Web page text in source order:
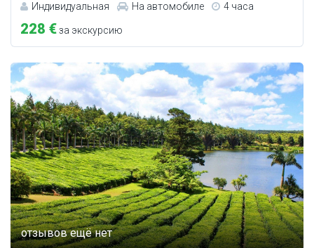
Индивидуальная На автомобиле 4 часа
228 €за экскурсию